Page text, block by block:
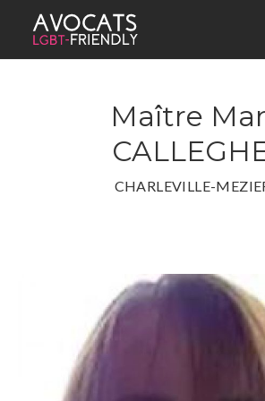
Maître
CHARLEVILLE-